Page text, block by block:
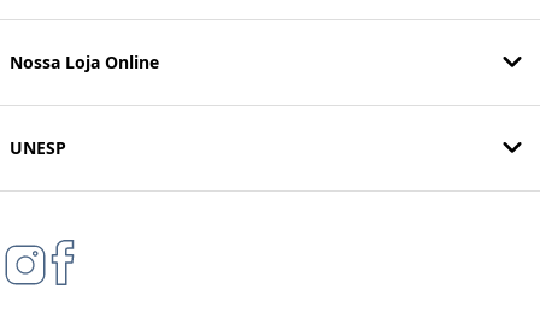
Nossa Loja Online
UNESP